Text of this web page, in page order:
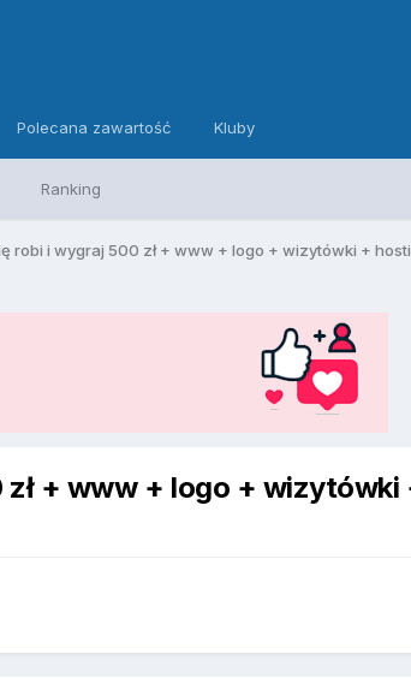
Ranking
Polecana zawartość Kluby
robi i wygraj 500 zł + www + logo + wizytówki +
+ www + logo + wizytówki